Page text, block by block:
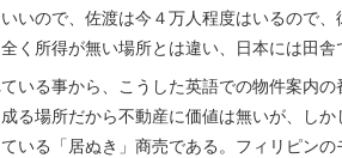
いので、佐渡は今４万人程度はいるので
所得が無い場所とは違い、日本には田舎
いる事から、こうした英語での物件案内
る場所だから不動産に価値は無いが、し
いる「居ぬき」商売である。フィリピン